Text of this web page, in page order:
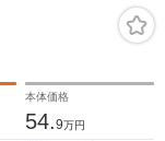
本体価格
54.9万円